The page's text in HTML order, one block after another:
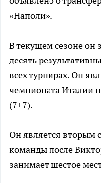
«Наполи».
В текущем сезоне он
десять
всех турнирах. Он
чемпионата Италии
(7+7).
Он является вторым
команды после
занимает шестое